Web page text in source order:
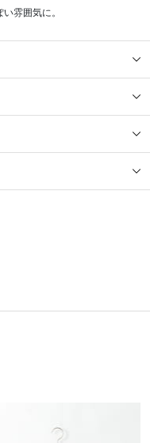
雰囲気に。